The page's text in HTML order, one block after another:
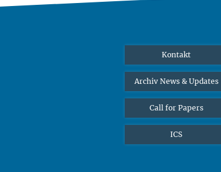
Kontakt
Archiv News & Updates
Call for Papers
ICS